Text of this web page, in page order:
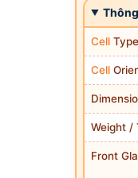
Cell
Cell
Weight /
Front